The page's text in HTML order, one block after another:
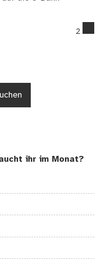
2
ihr im Monat?